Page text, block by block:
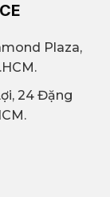
Plaza,
24 Đặng